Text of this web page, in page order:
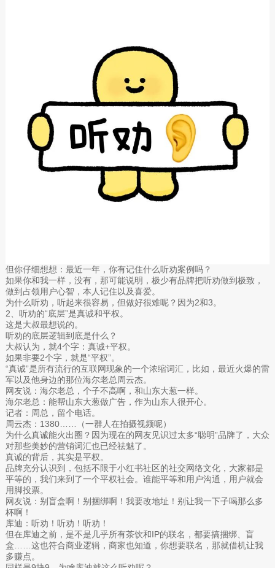
但你仔细想想：最近一年，你有记住什么听劝案例吗？
如果你和我一样，没有，那可能说明，极少有品牌把听劝做到极致，
做到占领用户心智，本人记住以及喜爱。
为什么听劝，听起来很容易，但做好很难呢？因为2和3。
2、听劝的“底层”是真诚和平权。
这是大叔最想说的。
听劝的底层逻辑到底是什么？
大叔认为，就4个字：真诚+平权。
如果非要2个字，就是“平权”。
“真诚”是所有流行的互联网现象的一个浓缩词汇，比如，最近火爆的雷
军以及他身边的那位海尔老总周云杰。
网友说：海尔老总，个子不高啊，和山东大葱一样。
海尔老总：能帮山东大葱做广告，作为山东人很开心。
记者：周总，留个电话。
周云杰：1380……（一群人在拍摄视频呢）
为什么真诚能火出圈？因为现在的网友见识过太多“聪明”品牌了，大众
对那些美妙的营销词汇也已经祛魅了。
真诚的背后，其实是平权。
品牌充分认识到，包括不限于小红书社区的社交网络文化，大家都是
平等的，我们来到了一个平权社会。谁能平等和用户沟通，用户就会
用脚投票。
网友说：别盲盒啊！别捆绑啊！我要改地址！别让我一下子喝那么多
杯啊！
库迪：听劝！听劝！听劝！
但在库迪之前，是不是几乎所有茶饮和IP的联名，都要搞捆绑、盲
盒……这也符合商业逻辑，商家也知道，你想要联名，那就借机让我
多赚点。